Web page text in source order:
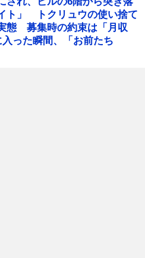
ト」 トクリュウの使い捨て
態 募集時の約束は「月収
った瞬間、「お前たち